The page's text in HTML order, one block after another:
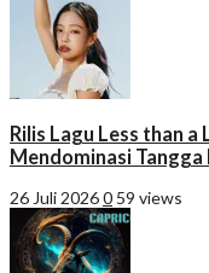
Rilis Lagu Less than a
Mendominasi Tangga
26 Juli 20260 59 views